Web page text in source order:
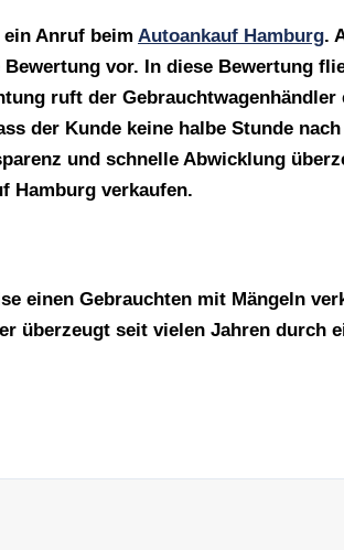
Anruf beim Autoankauf Hamburg.
vor. In diese Bewertung
ruft der Gebrauchtwagenhändler
der Kunde keine halbe Stunde
und schnelle Abwicklung
Hamburg verkaufen.
einen Gebrauchten mit Mängeln
überzeugt seit vielen Jahren durch